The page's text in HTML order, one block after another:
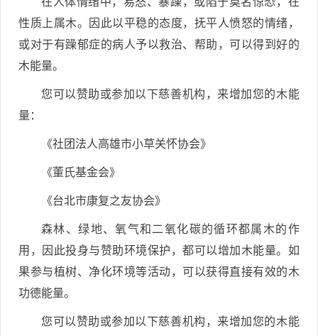
性质上属木。因此以平稳的态度，抚平人愤怒的情绪，
或对于有躁郁症的病人予以救治、帮助，可以得到好的
木能量。
您可以赞助或参加以下慈善机构，来增加您的木能
量：
《社团法人高雄市小草关怀协会》
《董氏基金会》
《台北市康复之友协会》
森林、绿地、氧气和二氧化碳的循环都属木的作
用，因此投身与赞助环境保护，都可以增加木能量。如
果参与植树、净化环境等活动，可以获得直接有效的木
功德能量。
您可以赞助或参加以下慈善机构，来增加您的木能